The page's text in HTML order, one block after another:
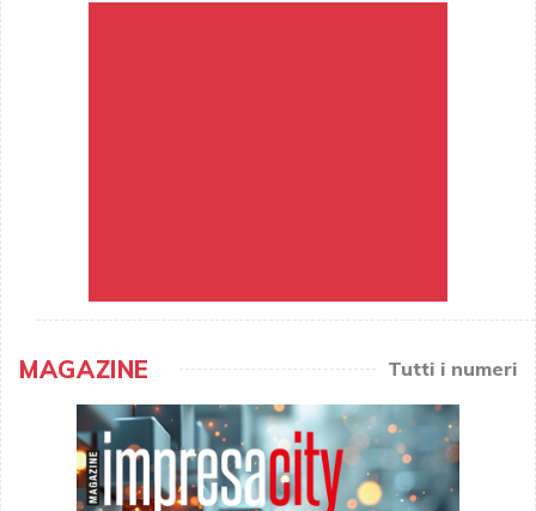
MAGAZINE Tutti i numeri